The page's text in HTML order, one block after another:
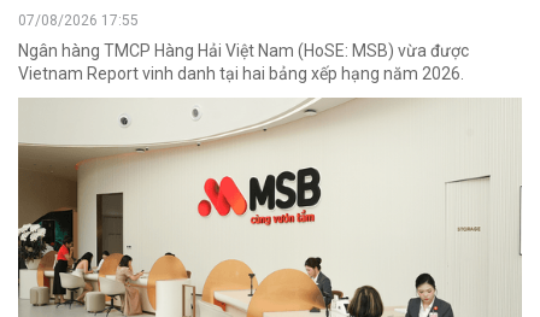
07/08/2026 17:55
Ngân hàng TMCP Hàng Hải Việt Nam (HoSE: MSB) vừa được
Vietnam Report vinh danh tại hai bảng xếp hạng năm 2026.